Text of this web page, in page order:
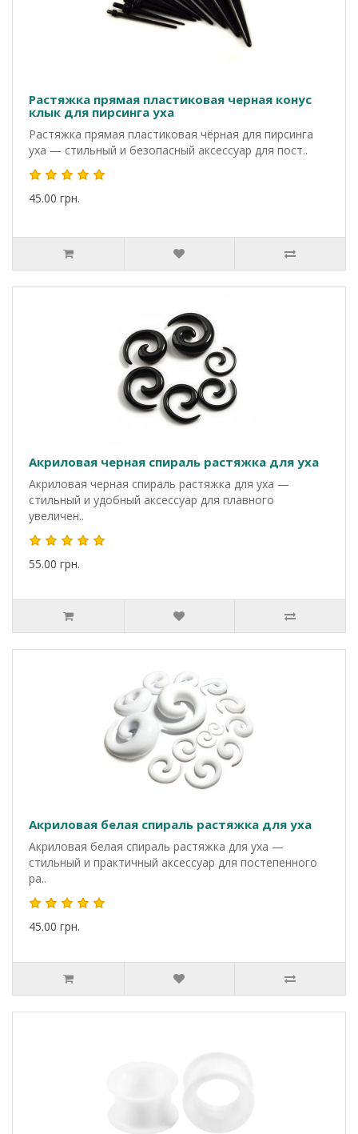
Растяжка прямая пластиковая черная конус
клык для пирсинга уха
Растяжка прямая пластиковая чёрная для пирсинга
уха — стильный и безопасный аксессуар для пост..
45.00 грн.
Акриловая черная спираль растяжка для уха
Акриловая черная спираль растяжка для уха —
стильный и удобный аксессуар для плавного
увеличен..
55.00 грн.
Акриловая белая спираль растяжка для уха
Акриловая белая спираль растяжка для уха —
стильный и практичный аксессуар для постепенного
ра..
45.00 грн.